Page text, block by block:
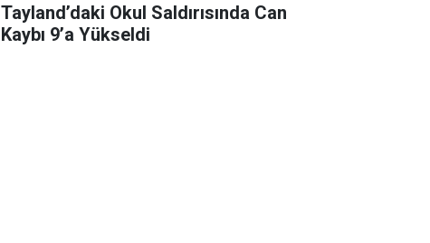
Tayland’daki Okul Saldırısında Can
Kaybı 9’a Yükseldi